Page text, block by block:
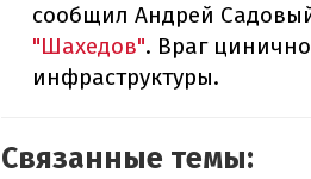
сообщил Андрей
"Шахедов". Враг
инфраструктуры.
Связанные темы: